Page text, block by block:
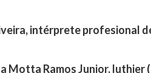
intérprete profesional
Motta Ramos Junior, luthier